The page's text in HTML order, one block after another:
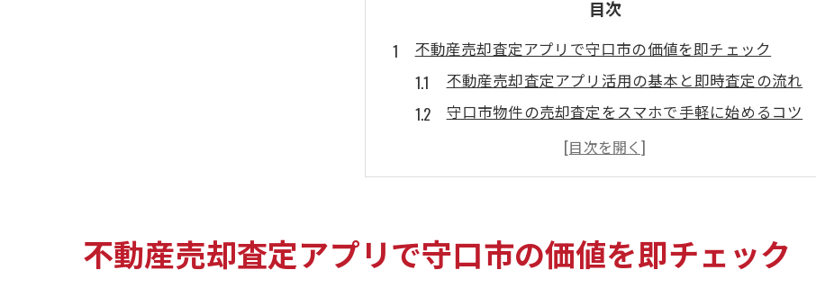
目次
不動産売却査定アプリで守口市の価値を即チェック
不動産売却査定アプリ活用の基本と即時査定の流れ
守口市物件の売却査定をスマホで手軽に始めるコツ
一括査定アプリ選びで押さえるべき注意点とは
GPS機能を使った不動産売却査定のメリット解説
守口市の物件査定を手軽に進める最新活用術
不動産売却査定を時短で済ませるための工夫ポイント
不動産売却査定アプリで守口市の価値を即チェック